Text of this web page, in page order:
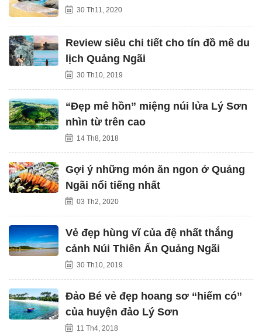
30 Th11, 2020
Review siêu chi tiết cho tín đồ mê du
lịch Quảng Ngãi
30 Th10, 2019
“Đẹp mê hồn” miệng núi lửa Lý Sơn
nhìn từ trên cao
14 Th8, 2018
Gợi ý những món ăn ngon ở Quảng
Ngãi nổi tiếng nhất
03 Th2, 2020
Vẻ đẹp hùng vĩ của đệ nhất thắng
cảnh Núi Thiên Ấn Quảng Ngãi
30 Th10, 2019
Đảo Bé vẻ đẹp hoang sơ “hiếm có”
của huyện đảo Lý Sơn
11 Th4, 2018